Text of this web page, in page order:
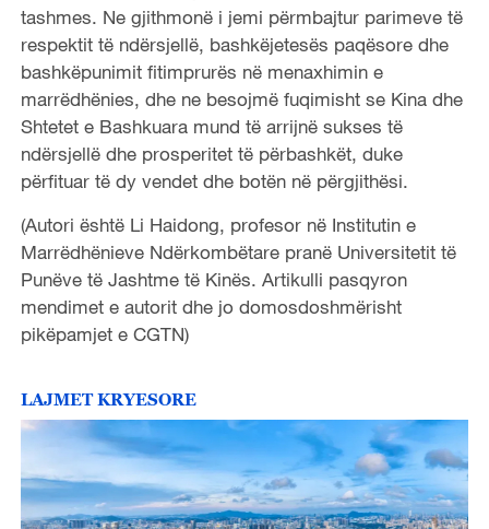
tashmes. Ne gjithmonë i jemi përmbajtur parimeve të
respektit të ndërsjellë, bashkëjetesës paqësore dhe
bashkëpunimit fitimprurës në menaxhimin e
marrëdhënies, dhe ne besojmë fuqimisht se Kina dhe
Shtetet e Bashkuara mund të arrijnë sukses të
ndërsjellë dhe prosperitet të përbashkët, duke
përfituar të dy vendet dhe botën në përgjithësi.
(Autori është Li Haidong, profesor në Institutin e
Marrëdhënieve Ndërkombëtare pranë Universitetit të
Punëve të Jashtme të Kinës. Artikulli pasqyron
mendimet e autorit dhe jo domosdoshmërisht
pikëpamjet e CGTN)
LAJMET KRYESORE